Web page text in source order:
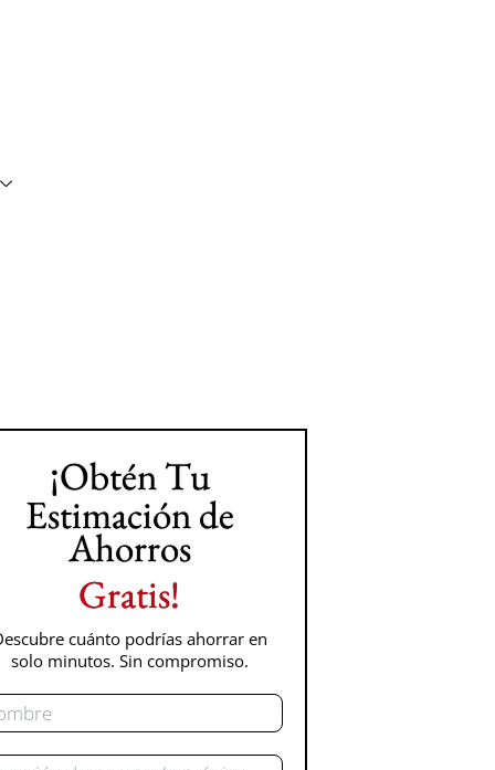
¡Obtén Tu
Estimación de
Ahorros
Gratis!
cuánto podrías ahorrar en
solo minutos. Sin compromiso.